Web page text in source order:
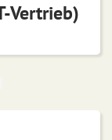
Vertrieb)